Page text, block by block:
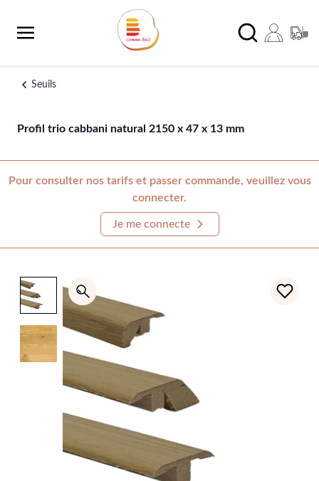
Chercher
Seuils
Profil trio cabbani natural 2150 x 47 x 13 mm
Pour consulter nos tarifs et passer commande, veuillez vous
connecter.
Je me connecte